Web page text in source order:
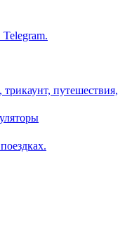
путешествия,